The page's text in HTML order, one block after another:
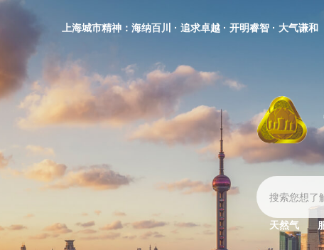
明
网
站
跳
上海城市精神：海纳百川 · 追求卓越 · 开明睿智 · 大气谦和
天然气